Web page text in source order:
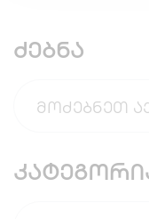
ძებნა